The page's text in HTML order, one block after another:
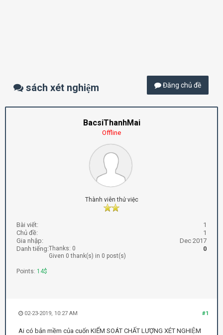
Đăng chủ đề
sách xét nghiệm
BacsiThanhMai
Offline
Thành viên thử việc
Bài viết:
1
Chủ đề:
1
Gia nhập:
Dec 2017
Danh tiếng:
0
Thanks: 0
Given 0 thank(s) in 0 post(s)
Points: 14$
#1
02-23-2019, 10:27 AM
Ai có bản mềm của cuốn KIỂM SOÁT CHẤT LƯỢNG XÉT NGHIỆM